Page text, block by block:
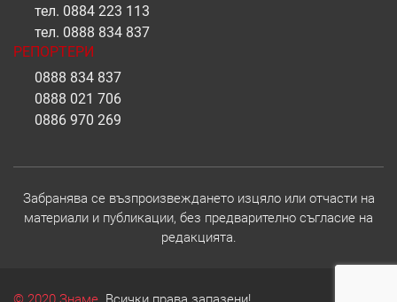
тел. 0884 223 113
тел. 0888 834 837
РЕПОРТЕРИ
0888 834 837
0888 021 706
0886 970 269
Забранява се възпроизвеждането изцяло или отчасти на
материали и публикации, без предварително съгласие на
редакцията.